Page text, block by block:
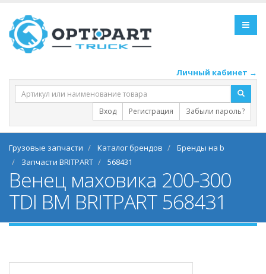
Личный кабинет →
Вход Регистрация Забыли пароль?
Грузовые запчасти Каталог брендов
Бренды на b
Запчасти BRITPART
568431
Венец маховика 200-300
TDI BM BRITPART 568431